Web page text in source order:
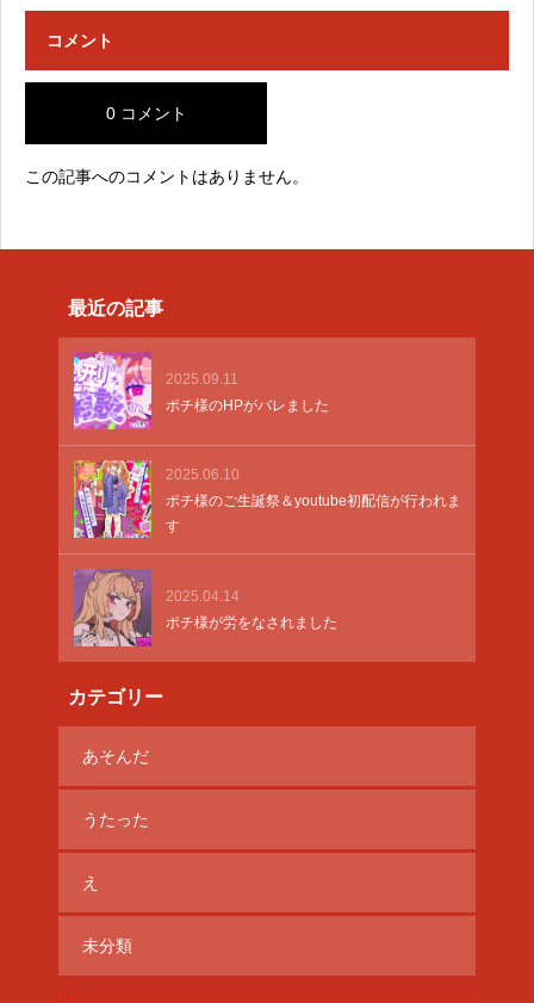
コメント
0 コメント
この記事へのコメントはありません。
最近の記事
2025.09.11
ポチ様のHPがバレました
2025.06.10
ポチ様のご生誕祭＆youtube初配信が行われま
す
2025.04.14
ポチ様が労をなされました
カテゴリー
あそんだ
うたった
え
未分類